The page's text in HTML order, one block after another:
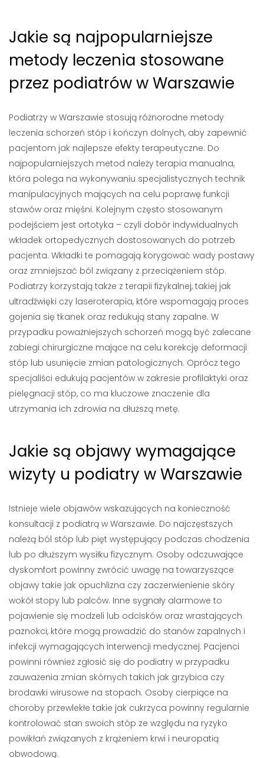
Jakie są najpopularniejsze
metody leczenia stosowane
przez podiatrów w Warszawie
Podiatrzy w Warszawie stosują różnorodne metody
leczenia schorzeń stóp i kończyn dolnych, aby zapewnić
pacjentom jak najlepsze efekty terapeutyczne. Do
najpopularniejszych metod należy terapia manualna,
która polega na wykonywaniu specjalistycznych technik
manipulacyjnych mających na celu poprawę funkcji
stawów oraz mięśni. Kolejnym często stosowanym
podejściem jest ortotyka – czyli dobór indywidualnych
wkładek ortopedycznych dostosowanych do potrzeb
pacjenta. Wkładki te pomagają korygować wady postawy
oraz zmniejszać ból związany z przeciążeniem stóp.
Podiatrzy korzystają także z terapii fizykalnej, takiej jak
ultradźwięki czy laseroterapia, które wspomagają proces
gojenia się tkanek oraz redukują stany zapalne. W
przypadku poważniejszych schorzeń mogą być zalecane
zabiegi chirurgiczne mające na celu korekcję deformacji
stóp lub usunięcie zmian patologicznych. Oprócz tego
specjaliści edukują pacjentów w zakresie profilaktyki oraz
pielęgnacji stóp, co ma kluczowe znaczenie dla
utrzymania ich zdrowia na dłuższą metę.
Jakie są objawy wymagające
wizyty u podiatry w Warszawie
Istnieje wiele objawów wskazujących na konieczność
konsultacji z podiatrą w Warszawie. Do najczęstszych
należą ból stóp lub pięt występujący podczas chodzenia
lub po dłuższym wysiłku fizycznym. Osoby odczuwające
dyskomfort powinny zwrócić uwagę na towarzyszące
objawy takie jak opuchlizna czy zaczerwienienie skóry
wokół stopy lub palców. Inne sygnały alarmowe to
pojawienie się modzeli lub odcisków oraz wrastających
paznokci, które mogą prowadzić do stanów zapalnych i
infekcji wymagających interwencji medycznej. Pacjenci
powinni również zgłosić się do podiatry w przypadku
zauważenia zmian skórnych takich jak grzybica czy
brodawki wirusowe na stopach. Osoby cierpiące na
choroby przewlekłe takie jak cukrzyca powinny regularnie
kontrolować stan swoich stóp ze względu na ryzyko
powikłań związanych z krążeniem krwi i neuropatią
obwodową.